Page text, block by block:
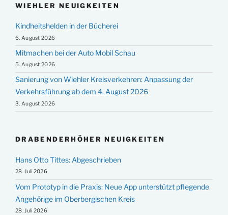
WIEHLER NEUIGKEITEN
Kindheitshelden in der Bücherei
6. August 2026
Mitmachen bei der Auto Mobil Schau
5. August 2026
Sanierung von Wiehler Kreisverkehren: Anpassung der
Verkehrsführung ab dem 4. August 2026
3. August 2026
DRABENDERHÖHER NEUIGKEITEN
Hans Otto Tittes: Abgeschrieben
28. Juli 2026
Vom Prototyp in die Praxis: Neue App unterstützt pflegende
Angehörige im Oberbergischen Kreis
28. Juli 2026